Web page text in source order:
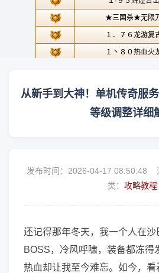
从新手到大神！单机传奇服
等级调整详细
发布时间：2026-04-17 08:50:48
类： 攻略教程
还记得那年冬天，我一个人在
BOSS，冷风呼啸，装备都冻得
热血却让我至今难忘。如今，